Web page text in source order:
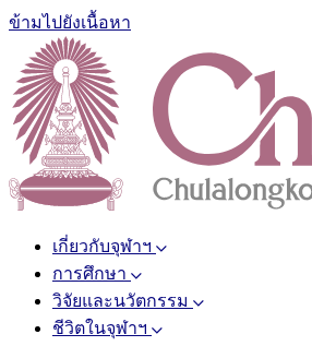
ข้ามไปยังเนื้อหา
เกี่ยวกับจุฬาฯ
การศึกษา
วิจัยและนวัตกรรม
ชีวิตในจุฬาฯ